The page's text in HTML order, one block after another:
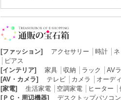
[ファッション] アクセサリー 時計
ピアス
[インテリア]
家具 収納 ラック
AV
[AV・カメラ]
テレビ カメラ
オーデ
[家電]
生活家電 空調家電 ヒーター
[ＰＣ・周辺機器]
デスクトップパソコン